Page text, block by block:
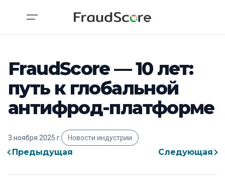
FraudScore — 10 лет:
путь к глобальной
антифрод-платформе
3 ноября 2025 г. Новости индустрии
Предыдущая Следующая